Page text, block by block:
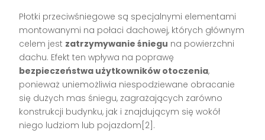
Płotki przeciwśniegowe są specjalnymi elementami
montowanymi na połaci dachowej, których głównym
celem jest zatrzymywanie śniegu na powierzchni
dachu. Efekt ten wpływa na poprawę
bezpieczeństwa użytkowników otoczenia,
ponieważ uniemożliwia niespodziewane obracanie
się dużych mas śniegu, zagrażających zarówno
konstrukcji budynku, jak i znajdującym się wokół
niego ludziom lub pojazdom[2].